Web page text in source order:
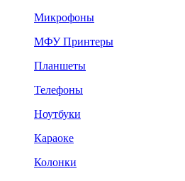
Микрофоны
МФУ Принтеры
Планшеты
Телефоны
Ноутбуки
Караоке
Колонки